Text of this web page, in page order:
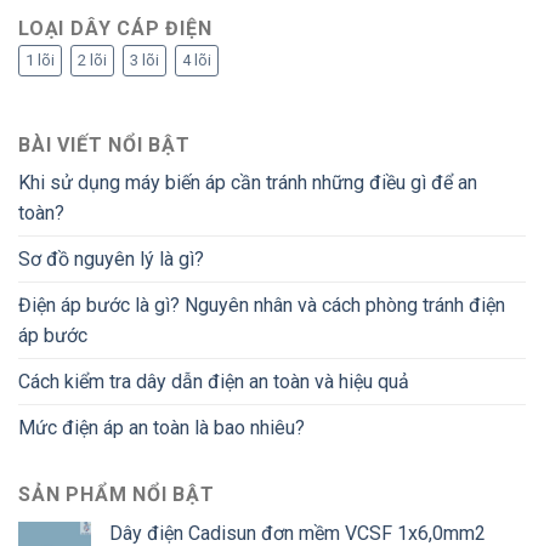
LOẠI DÂY CÁP ĐIỆN
1 lõi 2 lõi 3 lõi 4 lõi
BÀI VIẾT NỔI BẬT
Khi sử dụng máy biến áp cần tránh những điều gì để an
toàn?
Sơ đồ nguyên lý là gì?
Điện áp bước là gì? Nguyên nhân và cách phòng tránh điện
áp bước
Cách kiểm tra dây dẫn điện an toàn và hiệu quả
Mức điện áp an toàn là bao nhiêu?
SẢN PHẨM NỔI BẬT
Dây điện Cadisun đơn mềm VCSF 1x6,0mm2